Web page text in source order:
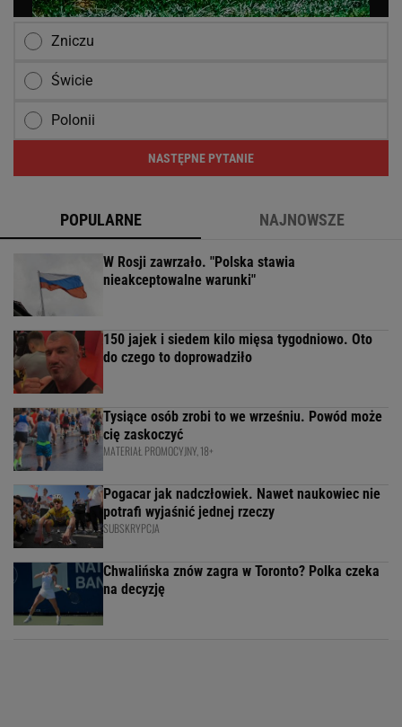
Zniczu
Świcie
Polonii
NASTĘPNE PYTANIE
POPULARNE NAJNOWSZE
W Rosji zawrzało. "Polska stawia
nieakceptowalne warunki"
150 jajek i siedem kilo mięsa tygodniowo. Oto
do czego to doprowadziło
Tysiące osób zrobi to we wrześniu. Powód może
cię zaskoczyć
MATERIAŁ PROMOCYJNY, 18+
Pogacar jak nadczłowiek. Nawet naukowiec nie
potrafi wyjaśnić jednej rzeczy
SUBSKRYPCJA
Chwalińska znów zagra w Toronto? Polka czeka
na decyzję